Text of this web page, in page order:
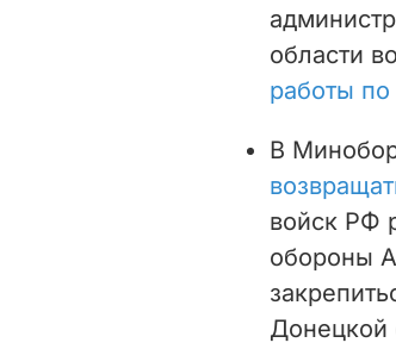
области
работы
В
войск РФ
обороны
Донецкой